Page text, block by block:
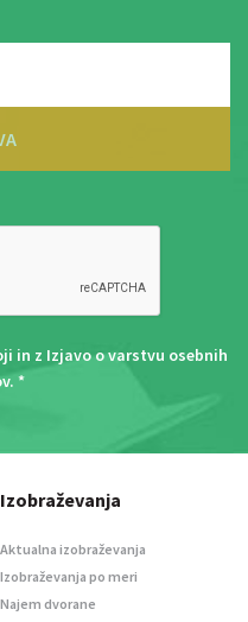
in z Izjavo o varstvu osebnih
. *
Izobraževanja
Aktualna izobraževanja
Izobraževanja po meri
Najem dvorane